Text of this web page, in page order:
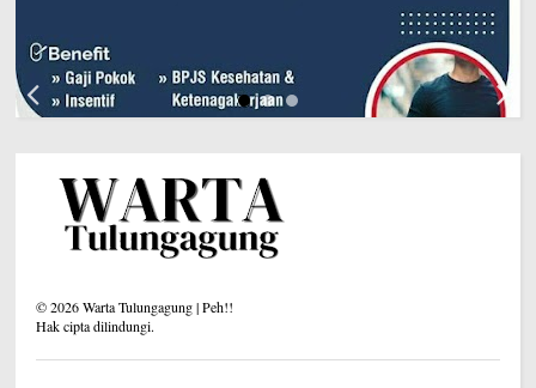
©2026Warta Tulungagung | Peh!!
Hak cipta dilindungi.